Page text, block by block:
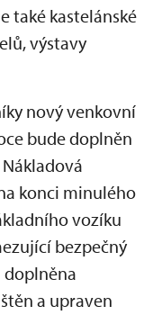
také kastelánské
výstavy
nový venkovní
bude doplněn
konci minulého
vozíku
bezpečný
doplněna
a upraven